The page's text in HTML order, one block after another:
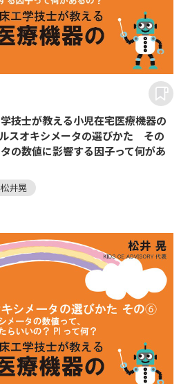
技士が教える小児在宅医療機器の
スオキシメータの選びかた その
の数値に影響する因子って何があ
松井晃